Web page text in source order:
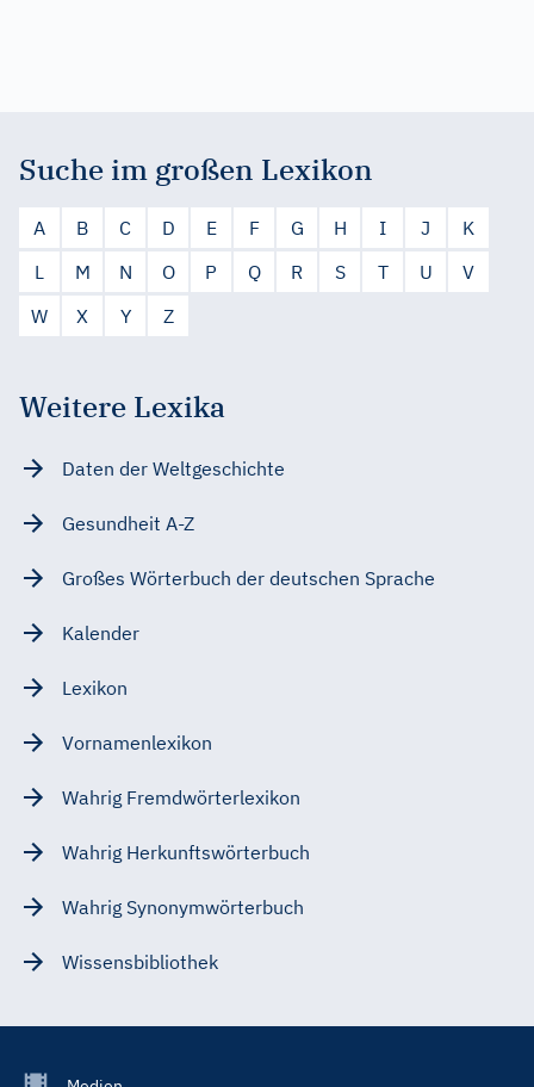
Suche im großen Lexikon
A B C D E F G H I J
K
L
M N O P Q R S T U
V
W
X Y Z
Weitere Lexika
Daten der Weltgeschichte
Gesundheit A-Z
Großes Wörterbuch der deutschen Sprache
Kalender
Lexikon
Vornamenlexikon
Wahrig Fremdwörterlexikon
Wahrig Herkunftswörterbuch
Wahrig Synonymwörterbuch
Wissensbibliothek